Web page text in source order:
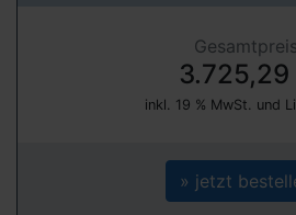
Gesamtpreis
3.725,29
inkl. 19 % MwSt. und
» jetzt